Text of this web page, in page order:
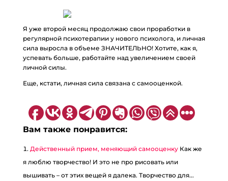
Я уже второй месяц продолжаю свои проработки в
регулярной психотерапии у нового психолога, и личная
сила выросла в объеме ЗНАЧИТЕЛЬНО! Хотите, как я,
успевать больше, работайте над увеличением своей
личной силы.
Еще, кстати, личная сила связана с самооценкой.
Вам также понравится:
Действенный прием, меняющий самооценку Как же
я люблю творчество! И это не про рисовать или
вышивать – от этих вещей я далека. Творчество для...